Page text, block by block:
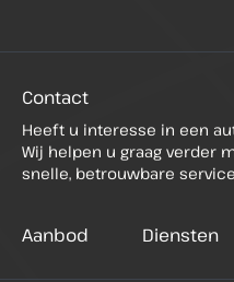
Contact
Heeft u interesse in een
Wij helpen u graag verder
snelle, betrouwbare
Aanbod Diensten